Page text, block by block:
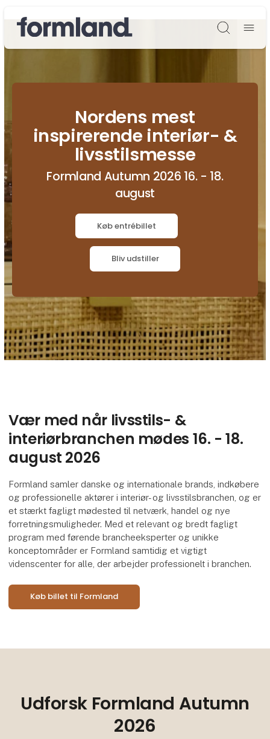
Søg
Nordens mest
inspirerende interiør- &
livsstilsmesse
Formland Autumn 2026 16. - 18.
august
Køb entrébillet
Bliv udstiller
Vær med når livsstils- &
interiørbranchen mødes 16. - 18.
august 2026
Formland samler danske og internationale brands, indkøbere
og professionelle aktører i interiør- og livsstilsbranchen, og er
et stærkt fagligt mødested til netværk, handel og nye
forretningsmuligheder. Med et relevant og bredt fagligt
program med førende brancheeksperter og unikke
konceptområder er Formland samtidig et vigtigt
videnscenter for alle, der arbejder professionelt i branchen.
Køb billet til Formland
Udforsk Formland Autumn
2026